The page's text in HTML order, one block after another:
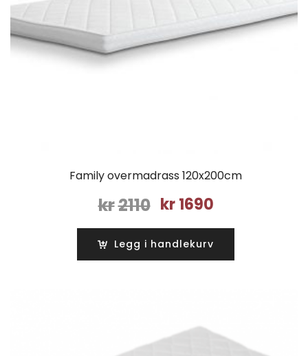
Family overmadrass 120x200cm
kr2110
Opprinnelig
var:
kr2110.
kr 1690Nåværende
er:
kr1690.
Legg i handlekurv